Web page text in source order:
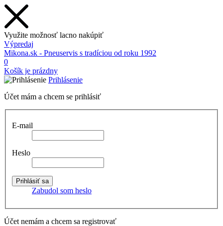
Využite možnosť lacno nakúpiť
Výpredaj
Mikona.sk - Pneuservis s tradíciou od roku 1992
0
Košík je prázdny
Prihlásenie
Účet mám a chcem se prihlásiť
E-mail
Heslo
Zabudol som heslo
Účet nemám a chcem sa registrovať